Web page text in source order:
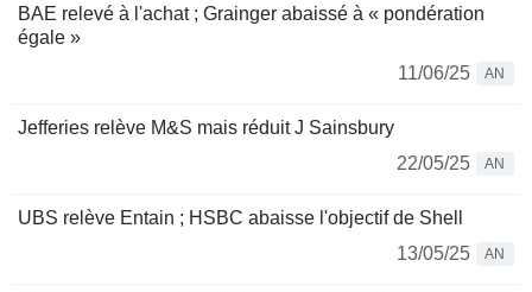
BAE relevé à l'achat ; Grainger abaissé à « pondération
égale »
11/06/25
AN
Jefferies relève M&S mais réduit J Sainsbury
22/05/25
AN
UBS relève Entain ; HSBC abaisse l'objectif de Shell
13/05/25
AN